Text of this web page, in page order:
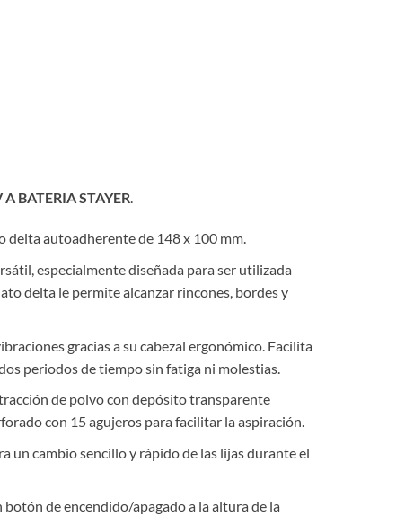
BATERIA STAYER.
delta autoadherente de 148 x 100 mm.
especialmente diseñada para ser utilizada
delta le permite alcanzar rincones, bordes y
gracias a su cabezal ergonómico. Facilita
periodos de tiempo sin fatiga ni molestias.
de polvo con depósito transparente
con 15 agujeros para facilitar la aspiración.
un cambio sencillo y rápido de las lijas durante el
de encendido/apagado a la altura de la